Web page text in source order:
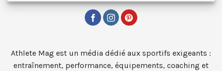
Athlete Mag est un média dédié aux sportifs exigeants :
entraînement, performance, équipements, coaching et